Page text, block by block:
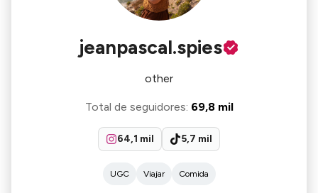
jeanpascal.spies
other
Total de seguidores: 69,8 mil
64,1 mil 5,7 mil
UGC Viajar Comida